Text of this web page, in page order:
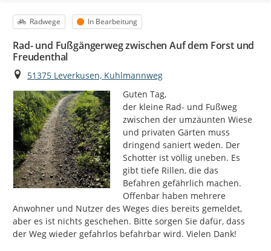
Kategorie
Radwege Status
In Bearbeitung
Rad- und Fußgängerweg zwischen Auf dem Forst und
Freudenthal
Ort
51375 Leverkusen, Kuhlmannweg
Guten Tag,
der kleine Rad- und Fußweg
zwischen der umzäunten Wiese
und privaten Gärten muss
dringend saniert weden. Der
Schotter ist völlig uneben. Es
gibt tiefe Rillen, die das
Befahren gefährlich machen.
Offenbar haben mehrere
Anwohner und Nutzer des Weges dies bereits gemeldet,
aber es ist nichts geschehen. Bitte sorgen Sie dafür, dass
der Weg wieder gefahrlos befahrbar wird. Vielen Dank!